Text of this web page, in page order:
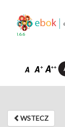
1.6.6
WSTECZ